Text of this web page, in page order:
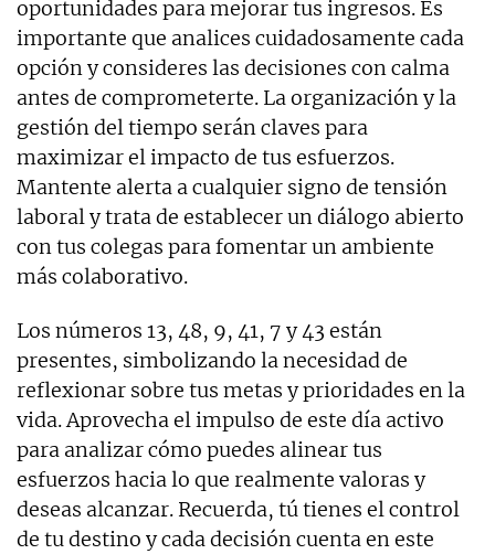
oportunidades para mejorar tus ingresos. Es
importante que analices cuidadosamente cada
opción y consideres las decisiones con calma
antes de comprometerte. La organización y la
gestión del tiempo serán claves para
maximizar el impacto de tus esfuerzos.
Mantente alerta a cualquier signo de tensión
laboral y trata de establecer un diálogo abierto
con tus colegas para fomentar un ambiente
más colaborativo.
Los números 13, 48, 9, 41, 7 y 43 están
presentes, simbolizando la necesidad de
reflexionar sobre tus metas y prioridades en la
vida. Aprovecha el impulso de este día activo
para analizar cómo puedes alinear tus
esfuerzos hacia lo que realmente valoras y
deseas alcanzar. Recuerda, tú tienes el control
de tu destino y cada decisión cuenta en este